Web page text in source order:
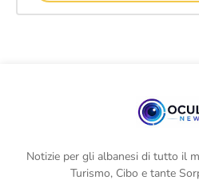
Notizie per gli albanesi di tutto il
Turismo, Cibo e tante